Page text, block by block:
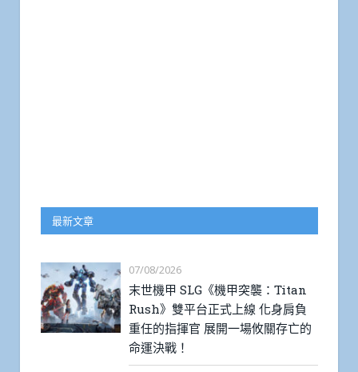
最新文章
07/08/2026
末世機甲 SLG《機甲突襲：Titan
Rush》雙平台正式上線 化身肩負
重任的指揮官 展開一場攸關存亡的
命運決戰！